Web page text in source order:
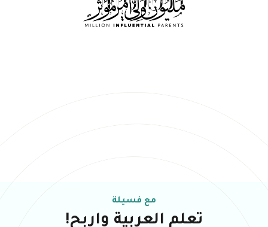
مع فسيلة
تعلم العربية واربح!